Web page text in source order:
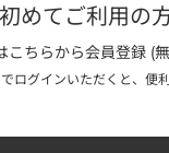
初めてご利用の
ちらから会員登録 (
ログインいただくと、便